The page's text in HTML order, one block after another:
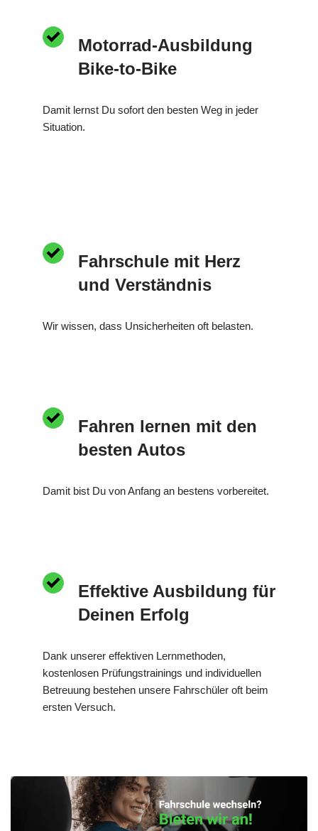
Motorrad-Ausbildung
Bike-to-Bike
Damit lernst Du sofort den besten Weg in jeder
Situation.
Fahrschule mit Herz
und Verständnis
Wir wissen, dass Unsicherheiten oft belasten.
Fahren lernen mit den
besten Autos
Damit bist Du von Anfang an bestens vorbereitet.
Effektive Ausbildung für
Deinen Erfolg
Dank unserer effektiven Lernmethoden,
kostenlosen Prüfungstrainings und individuellen
Betreuung bestehen unsere Fahrschüler oft beim
ersten Versuch.